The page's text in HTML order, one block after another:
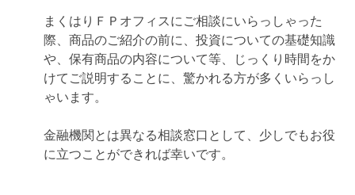
まくはりＦＰオフィスにご相談にいらっしゃった
際、商品のご紹介の前に、投資についての基礎知識
や、保有商品の内容について等、じっくり時間をか
けてご説明することに、驚かれる方が多くいらっし
ゃいます。
金融機関とは異なる相談窓口として、少しでもお役
に立つことができれば幸いです。